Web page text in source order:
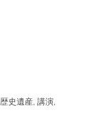
歴史遺産 講演